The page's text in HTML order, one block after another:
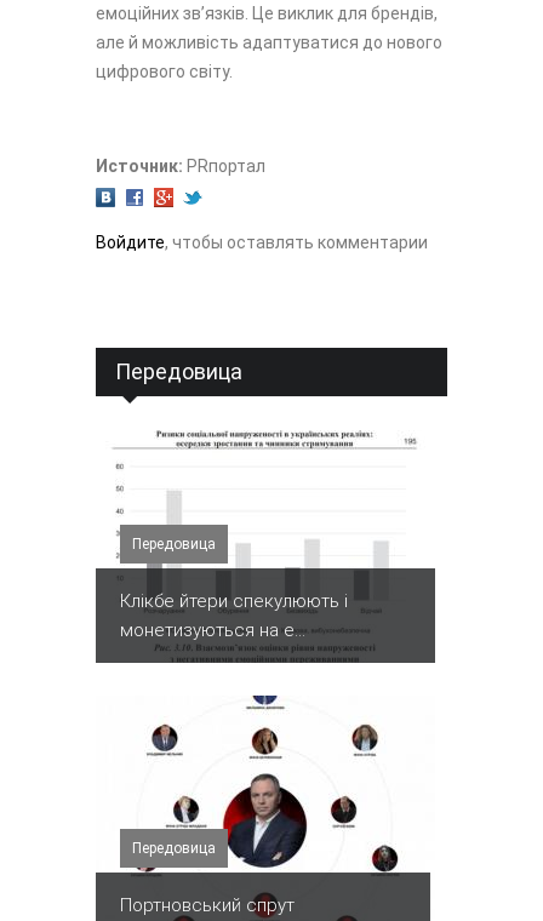
емоційних зв’язків. Це виклик для брендів,
але й можливість адаптуватися до нового
цифрового світу.
Источник: PRпортал
Войдите, чтобы оставлять комментарии
Передовица
Передовица
Клікбе йтери спекулюють і
монетизуються на е...
Передовица
Портновський спрут